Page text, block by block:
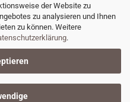
der Website zu
zu analysieren und Ihnen
zu können. Weitere
.